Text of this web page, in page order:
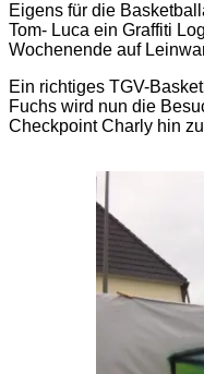
Eigens für die
Tom- Luca ein Graffiti
Wochenende auf
Ein richtiges TGV-
Fuchs wird nun die
Checkpoint Charly hin